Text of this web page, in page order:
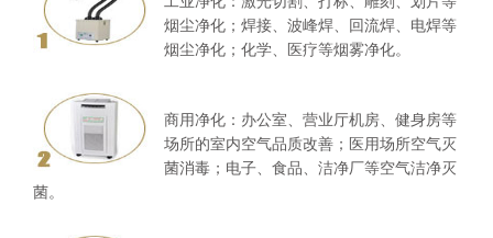
烟尘净化；焊接、波峰焊、回流焊、电焊等
烟尘净化；化学、医疗等烟雾净化。
商用净化：办公室、营业厅机房、健身房等
场所的室内空气品质改善；医用场所空气灭
菌消毒；电子、食品、洁净厂等空气洁净灭
菌。